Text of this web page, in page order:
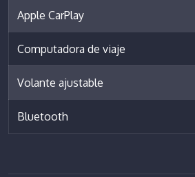
Apple CarPlay
Computadora de viaje
Volante ajustable
Bluetooth